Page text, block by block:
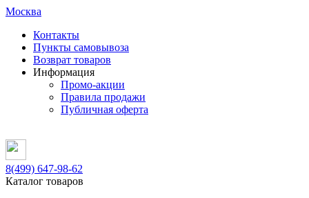
Москва
Контакты
Пункты самовывоза
Возврат товаров
Информация
Промо-акции
Правила продажи
Публичная оферта
8(499) 647-98-62
Каталог товаров